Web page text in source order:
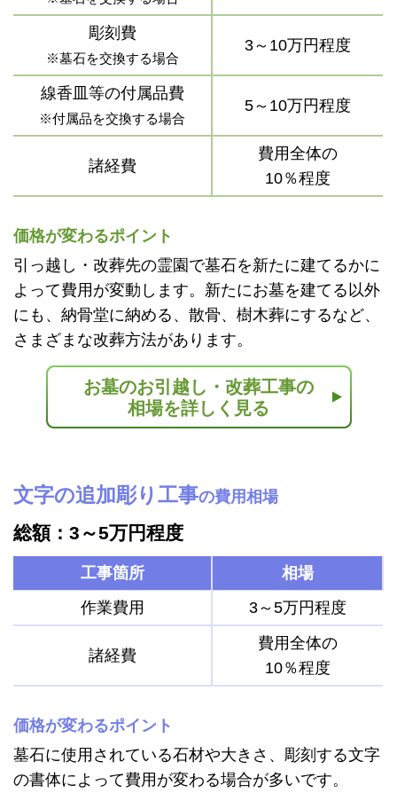
彫刻費
※墓石を交換する場合
3～10万円程度
線香皿等の付属品費
※付属品を交換する場合
5～10万円程度
諸経費
費用全体の
10％程度
価格が変わるポイント
引っ越し・改葬先の霊園で墓石を新たに建てるかに
よって費用が変動します。新たにお墓を建てる以外
にも、納骨堂に納める、散骨、樹木葬にするなど、
さまざまな改葬方法があります。
お墓のお引越し・改葬工事の
相場を詳しく見る
文字の追加彫り工事の費用相場
総額：3～5万円程度
工事箇所
相場
作業費用
3～5万円程度
諸経費
費用全体の
10％程度
価格が変わるポイント
墓石に使用されている石材や大きさ、彫刻する文字
の書体によって費用が変わる場合が多いです。